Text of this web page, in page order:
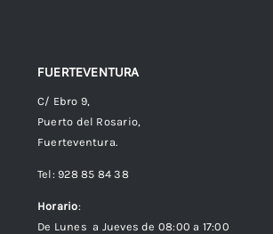
FUERTEVENTURA
C/ Ebro 9,
Puerto del Rosario,
Fuerteventura.
Tel: 928 85 84 38
Horario:
De Lunes a Jueves de 08:00 a 17:00